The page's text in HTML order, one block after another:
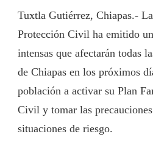
Tuxtla Gutiérrez, Chiapas.-
Protección Civil ha emitido
intensas que afectarán todas
de Chiapas en los próximos
población a activar su Plan
Civil y tomar las
situaciones de riesgo.